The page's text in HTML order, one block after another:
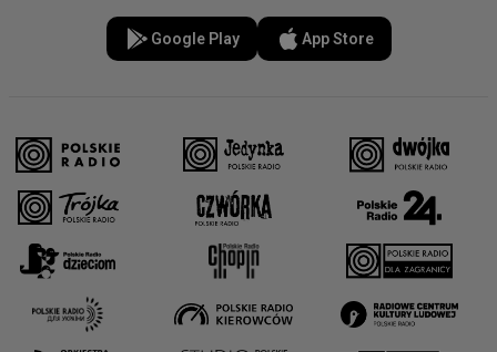
Google Play App Store